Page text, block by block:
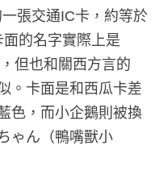
張交通IC卡，約等於
的名字實際上是
但也和關西方言的
。卡面是和西瓜卡差
色，而小企鵝則被換
ゃん（鴨嘴獸小